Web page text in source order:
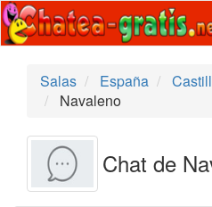
Salas
España
Navaleno
Chat de